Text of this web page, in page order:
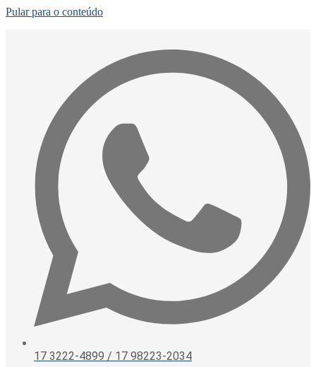
Pular para o conteúdo
17 3222-4899 / 17 98223-2034